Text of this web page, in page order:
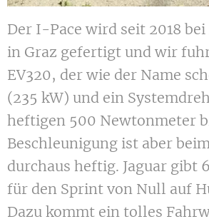
Der I-Pace wird seit 2018
in Graz gefertigt und wir
EV320, der wie der Name
(235 kW) und ein
heftigen 500 Newtonmeter
Beschleunigung ist aber
durchaus heftig. Jaguar gibt
für den Sprint von Null auf
Dazu kommt ein tolles